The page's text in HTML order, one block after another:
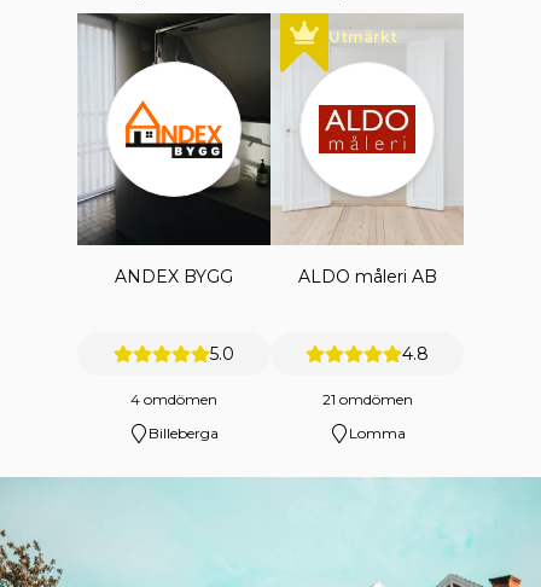
ANDEX BYGG
5.0
4 omdömen
Billeberga
Utmärkt
ALDO måleri AB
4.8
21 omdömen
Lomma